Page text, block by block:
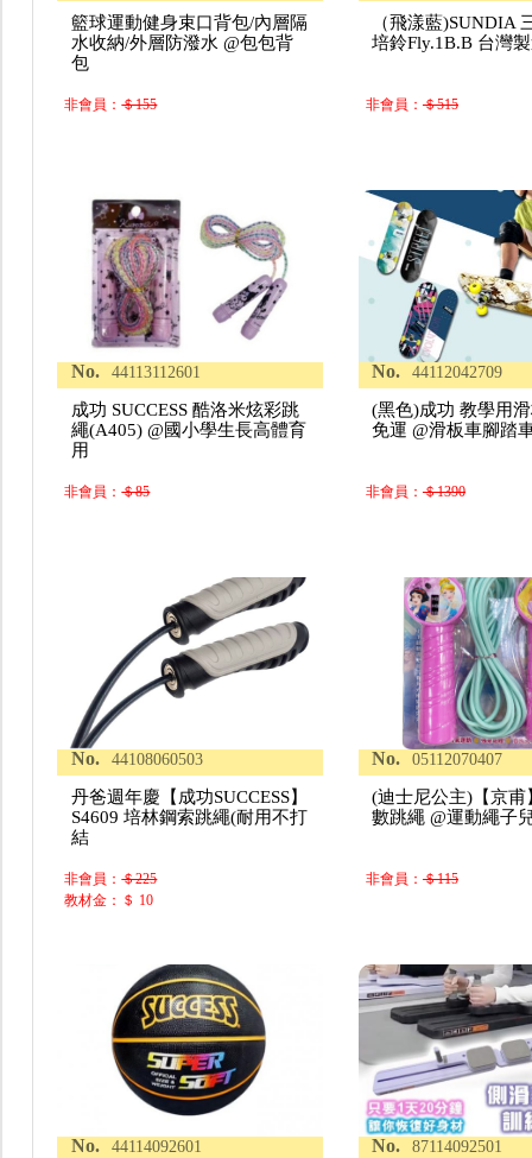
籃球運動健身束口背包/內層隔
水收納/外層防潑水 @包包背
包
非會員：＄155
（飛漾藍)SUNDIA
培鈴Fly.1B.B 台灣
非會員： ＄515
No. 44113112601
成功 SUCCESS 酷洛米炫彩跳
繩(A405) @國小學生長高體育
用
非會員：＄85
No. 44112042709
(黑色)成功 教學用
免運 @滑板車腳踏
非會員： ＄1390
No. 44108060503
丹爸週年慶【成功SUCCESS】
S4609 培林鋼索跳繩(耐用不打
結
非會員：＄225
教材金：＄ 10
No. 05112070407
(迪士尼公主)【京甫
數跳繩 @運動繩子
非會員： ＄115
No. 44114092601 No. 87114092501